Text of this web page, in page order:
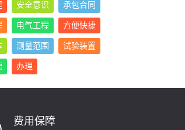
安全意识 承包合同
电气工程 方便快捷
测量范围 试验装置
办理
费用保障